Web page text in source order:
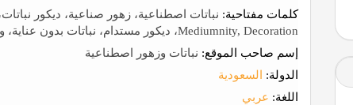
كلمات مفتاحية:
Mediumnity, Decoration، ديكور مستدام، نباتات بدون عناية، وسطاء تجاريون للنباتات
إسم صاحب الموقع: نباتات وزهور اصطناعية
الدولة:
السعودية
اللغة: عربي